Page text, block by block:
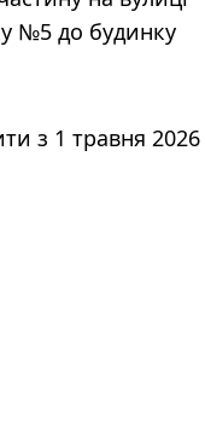
№5 до будинку
з 1 травня 2026